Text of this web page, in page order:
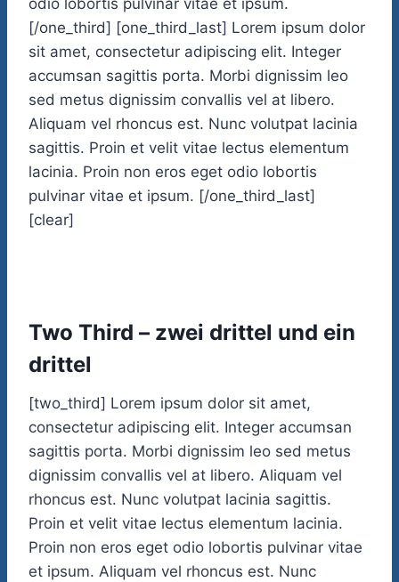
odio lobortis pulvinar vitae et ipsum.
[/one_third] [one_third_last] Lorem ipsum dolor
sit amet, consectetur adipiscing elit. Integer
accumsan sagittis porta. Morbi dignissim leo
sed metus dignissim convallis vel at libero.
Aliquam vel rhoncus est. Nunc volutpat lacinia
sagittis. Proin et velit vitae lectus elementum
lacinia. Proin non eros eget odio lobortis
pulvinar vitae et ipsum. [/one_third_last]
[clear]
Two Third – zwei drittel und ein
drittel
[two_third] Lorem ipsum dolor sit amet,
consectetur adipiscing elit. Integer accumsan
sagittis porta. Morbi dignissim leo sed metus
dignissim convallis vel at libero. Aliquam vel
rhoncus est. Nunc volutpat lacinia sagittis.
Proin et velit vitae lectus elementum lacinia.
Proin non eros eget odio lobortis pulvinar vitae
et ipsum. Aliquam vel rhoncus est. Nunc